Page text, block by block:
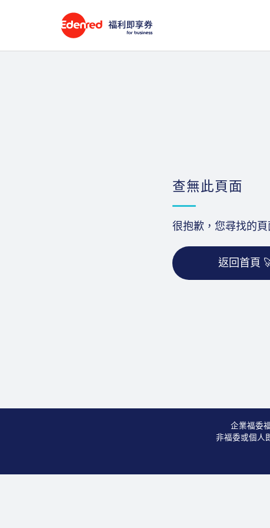
查無此頁面
很抱歉，您尋找的頁
返回首頁
企業福委
非福委或個人